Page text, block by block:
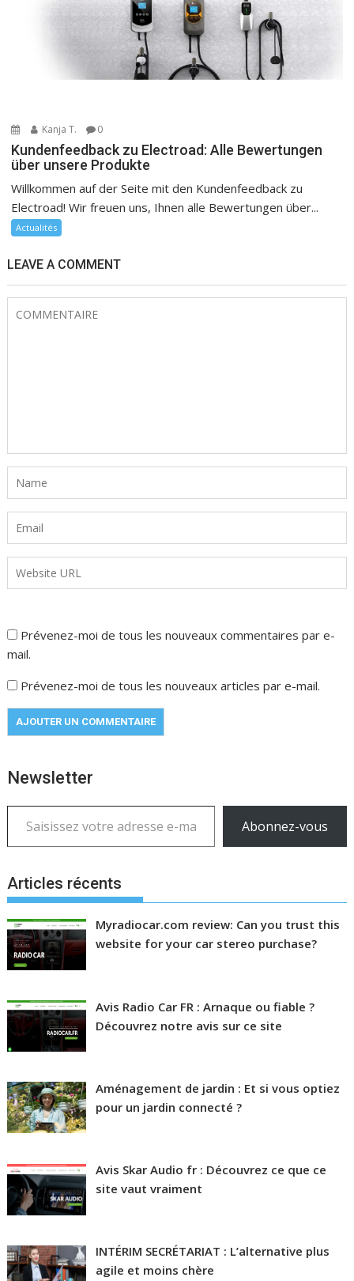
Kanja T. 0
Kundenfeedback zu Electroad: Alle Bewertungen
über unsere Produkte
Willkommen auf der Seite mit den Kundenfeedback zu
Electroad! Wir freuen uns, Ihnen alle Bewertungen über...
Actualités
LEAVE A COMMENT
Prévenez-moi de tous les nouveaux commentaires par e-
mail.
Prévenez-moi de tous les nouveaux articles par e-mail.
Newsletter
Saisissez votre adresse e-mail…
Abonnez-vous
Articles récents
Myradiocar.com review: Can you trust this
website for your car stereo purchase?
Avis Radio Car FR : Arnaque ou fiable ?
Découvrez notre avis sur ce site
Aménagement de jardin : Et si vous optiez
pour un jardin connecté ?
Avis Skar Audio fr : Découvrez ce que ce
site vaut vraiment
INTÉRIM SECRÉTARIAT : L’alternative plus
agile et moins chère